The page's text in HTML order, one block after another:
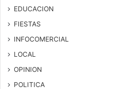
EDUCACION
FIESTAS
INFOCOMERCIAL
LOCAL
OPINION
POLITICA